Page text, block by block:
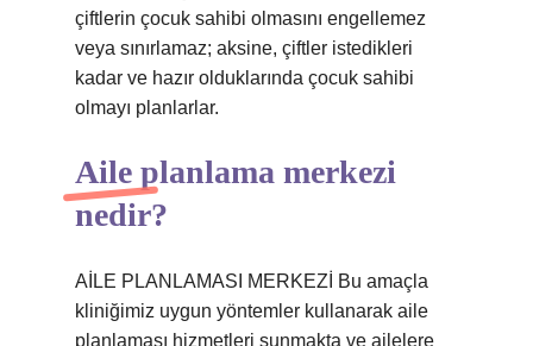
çiftlerin çocuk sahibi olmasını engellemez
veya sınırlamaz; aksine, çiftler istedikleri
kadar ve hazır olduklarında çocuk sahibi
olmayı planlarlar.
Aile planlama merkezi
nedir?
AİLE PLANLAMASI MERKEZİ Bu amaçla
kliniğimiz uygun yöntemler kullanarak aile
planlaması hizmetleri sunmakta ve ailelere